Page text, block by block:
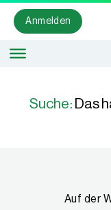
Anmelden
Suche: Das
Auf der